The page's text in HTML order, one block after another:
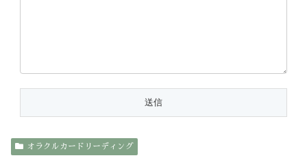
オラクルカードリーディング